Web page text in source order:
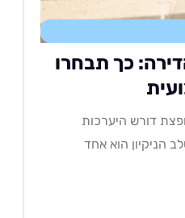
כך תבחרו
היערכות
הוא אחד